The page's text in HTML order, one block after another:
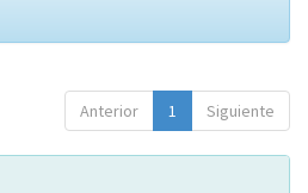
Anterior 1 Siguiente